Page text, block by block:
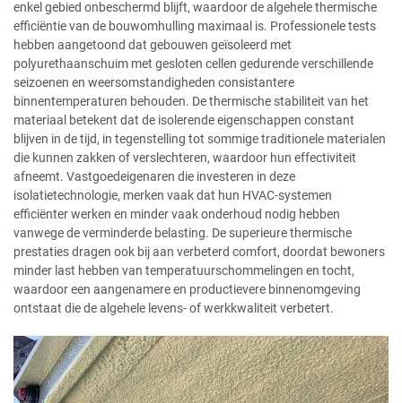
enkel gebied onbeschermd blijft, waardoor de algehele thermische
efficiëntie van de bouwomhulling maximaal is. Professionele tests
hebben aangetoond dat gebouwen geïsoleerd met
polyurethaanschuim met gesloten cellen gedurende verschillende
seizoenen en weersomstandigheden consistantere
binnentemperaturen behouden. De thermische stabiliteit van het
materiaal betekent dat de isolerende eigenschappen constant
blijven in de tijd, in tegenstelling tot sommige traditionele materialen
die kunnen zakken of verslechteren, waardoor hun effectiviteit
afneemt. Vastgoedeigenaren die investeren in deze
isolatietechnologie, merken vaak dat hun HVAC-systemen
efficiënter werken en minder vaak onderhoud nodig hebben
vanwege de verminderde belasting. De superieure thermische
prestaties dragen ook bij aan verbeterd comfort, doordat bewoners
minder last hebben van temperatuurschommelingen en tocht,
waardoor een aangenamere en productievere binnenomgeving
ontstaat die de algehele levens- of werkkwaliteit verbetert.